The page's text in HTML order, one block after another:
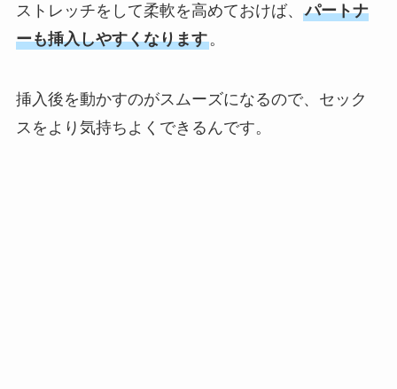
ストレッチをして柔軟を高めておけば、 パートナ
ーも挿入しやすくなります。
挿入後を動かすのがスムーズになるので、セック
スをより気持ちよくできるんです。